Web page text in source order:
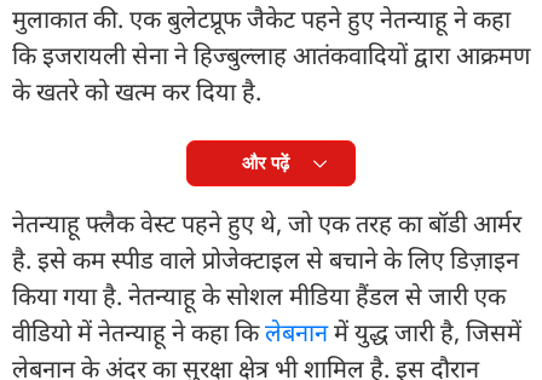
मुलाकात की. एक बुलेटप्रूफ जैकेट पहने हुए नेतन्याहू ने कहा
कि इजरायली सेना ने हिज्बुल्लाह आतंकवादियों द्वारा आक्रमण
के खतरे को खत्म कर दिया है.
और पढ़ें
नेतन्याहू फ्लैक वेस्ट पहने हुए थे, जो एक तरह का बॉडी आर्मर
है. इसे कम स्पीड वाले प्रोजेक्टाइल से बचाने के लिए डिज़ाइन
किया गया है. नेतन्याहू के सोशल मीडिया हैंडल से जारी एक
वीडियो में नेतन्याहू ने कहा किलेबनानमें युद्ध जारी है, जिसमें
लेबनान के अंदर का सुरक्षा क्षेत्र भी शामिल है. इस दौरान